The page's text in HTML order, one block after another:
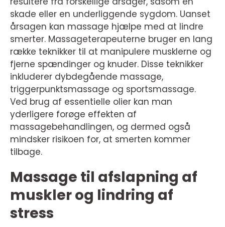
skade eller en underliggende sygdom. Uanset
årsagen kan massage hjælpe med at lindre
smerter. Massageterapeuterne bruger en lang
række teknikker til at manipulere musklerne og
fjerne spændinger og knuder. Disse teknikker
inkluderer dybdegående massage,
triggerpunktsmassage og sportsmassage.
Ved brug af essentielle olier kan man
yderligere forøge effekten af
massagebehandlingen, og dermed også
mindsker risikoen for, at smerten kommer
tilbage.
Massage til afslapning af
muskler og lindring af
stress